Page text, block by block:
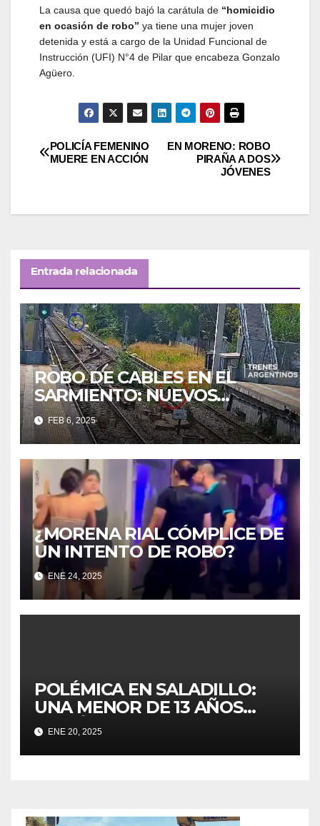
La causa que quedó bajó la carátula de “homicidio
en ocasión de robo” ya tiene una mujer joven
detenida y está a cargo de la Unidad Funcional de
Instrucción (UFI) N°4 de Pilar que encabeza Gonzalo
Agüero.
Navegación
entradas
EN MORENO: ROBO
PIRAÑA A DOS
JÓVENES
POLICÍA FEMENINO
MUERE EN ACCIÓN
Entrada relacionada
ROBO DE CABLES EN EL
SARMIENTO: NUEVOS
INTENTOS DETECTADOS
FEB 6, 2025
¿MORENA RIAL CÓMPLICE DE
UN INTENTO DE ROBO?
ENE 24, 2025
POLÉMICA EN SALADILLO:
UNA MENOR DE 13 AÑOS
PARIÓ Y LOS VECINOS
ACUSAN A LA FISCALÍA
ENE 20, 2025